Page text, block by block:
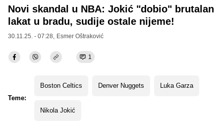
Novi skandal u NBA: Jokić "dobio" brutalan
lakat u bradu, sudije ostale nijeme!
30.11.25. - 07:28, Esmer Oštraković
1
Teme:
Boston Celtics Denver Nuggets Luka Garza
Nikola Jokić